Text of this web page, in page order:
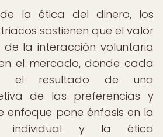
la ética del dinero, los
sostienen que el valor
la interacción voluntaria
el mercado, donde cada
el resultado de una
de las preferencias y
enfoque pone énfasis en la
individual y la ética